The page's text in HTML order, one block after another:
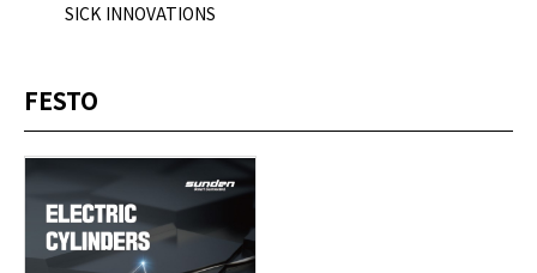
SICK INNOVATIONS
FESTO